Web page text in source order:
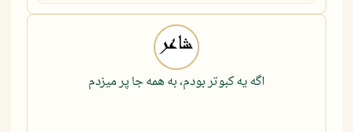
اگه یه کبوتر بودم، به همه جا پر میزدم